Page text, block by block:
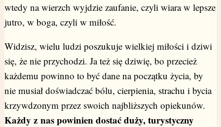
wtedy na wierzch wyjdzie zaufanie, czyli wiara w lepsze
jutro, w boga, czyli w miłość.
Widzisz, wielu ludzi poszukuje wielkiej miłości i dziwi
się, że nie przychodzi. Ja też się dziwię, bo przecież
każdemu powinno to być dane na początku życia, by
nie musiał doświadczać bólu, cierpienia, strachu i bycia
krzywdzonym przez swoich najbliższych opiekunów.
Każdy z nas powinien dostać duży, turystyczny